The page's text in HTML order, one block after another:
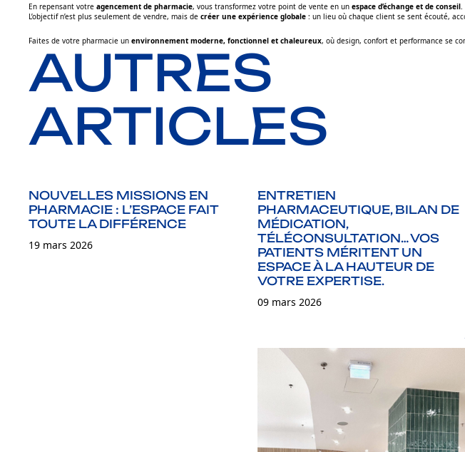
En repensant votre agencement de pharmacie, vous transformez votre point de vente en un espace d’échange et de conseil
L’objectif n’est plus seulement de vendre, mais de créer une expérience globale : un lieu où chaque client se sent écouté,
Faites de votre pharmacie un environnement moderne, fonctionnel et chaleureux, où design, confort et performance se
AUTRES
ARTICLES
NOUVELLES MISSIONS EN
PHARMACIE : L’ESPACE FAIT
TOUTE LA DIFFÉRENCE
19 mars 2026
ENTRETIEN
PHARMACEUTIQUE, BILAN DE
MÉDICATION,
TÉLÉCONSULTATION… VOS
PATIENTS MÉRITENT UN
ESPACE À LA HAUTEUR DE
VOTRE EXPERTISE.
09 mars 2026